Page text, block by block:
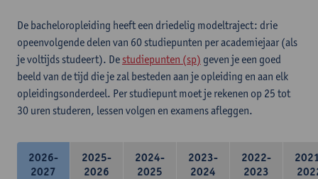
De bacheloropleiding heeft een driedelig modeltraject: drie
opeenvolgende delen van 60 studiepunten per academiejaar (als
je voltijds studeert). De studiepunten (sp) geven je een goed
beeld van de tijd die je zal besteden aan je opleiding en aan elk
opleidingsonderdeel. Per studiepunt moet je rekenen op 25 tot
30 uren studeren, lessen volgen en examens afleggen.
2026-
2027
2025-
2026
2024-
2025
2023-
2024
2022-
2023